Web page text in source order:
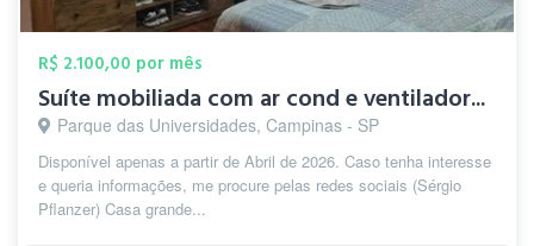
R$ 2.100,00 por mês
Suíte mobiliada com ar cond e ventilador...
Parque das Universidades, Campinas - SP
Disponível apenas a partir de Abril de 2026. Caso tenha interesse
e queria informações, me procure pelas redes sociais (Sérgio
Pflanzer) Casa grande...